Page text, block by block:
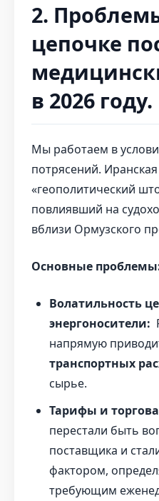
2.
цепочке
в 2026 году.
Мы работаем в
потрясений.
«геополитический
повлиявший на
вблизи Ормузского
Основные
Волатильность
энергоносители:
напрямую
транспортных
сырье.
Тарифы и
перестали быть
поставщика и
фактором,
требующим